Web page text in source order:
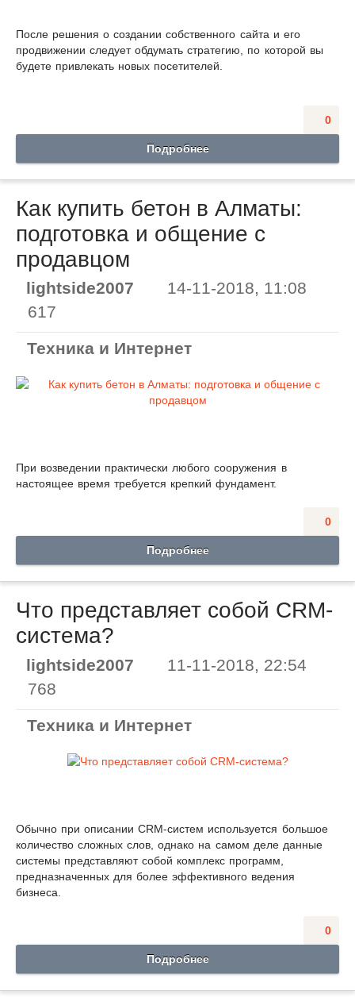
После решения о создании собственного сайта и его
продвижении следует обдумать стратегию, по которой вы
будете привлекать новых посетителей.
0
Подробнее
Как купить бетон в Алматы:
подготовка и общение с
продавцом
lightside2007
14-11-2018, 11:08
617
Техника и Интернет
При возведении практически любого сооружения в
настоящее время требуется крепкий фундамент.
0
Подробнее
Что представляет собой CRM-
система?
lightside2007
11-11-2018, 22:54
768
Техника и Интернет
Обычно при описании CRM-систем используется большое
количество сложных слов, однако на самом деле данные
системы представляют собой комплекс программ,
предназначенных для более эффективного ведения
бизнеса.
0
Подробнее